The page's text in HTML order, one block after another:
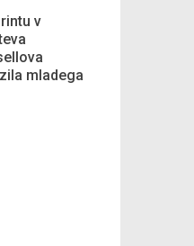
v
mladega